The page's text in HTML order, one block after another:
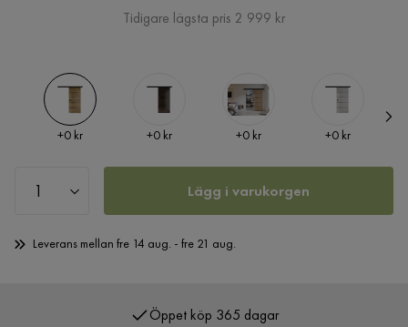
Pris
Tidigare lägsta pris 2 999 kr
Pris
+0 kr Pris
+0 kr Pris
+0 kr Pris
+0 kr
Lägg i varukorgen
Leverans mellan fre 14 aug. - fre 21 aug.